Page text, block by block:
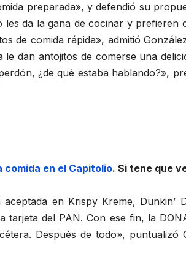
preparada», y defendió su
les da la gana de cocinar y prefieren
de comida rápida», admitió
dan antojitos de comerse una
¿de qué estaba hablando?»,
comida en el Capitolio. Si tene que
en Krispy Kreme, Dunkin’
tarjeta del PAN. Con ese fin, la
Después de todo», puntualizó